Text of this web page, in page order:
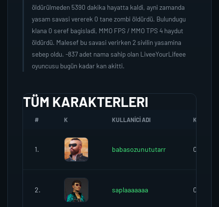
öldürülmeden 5390 dakika hayatta kaldi, ayni zamanda
yasam savasi vererek 0 tane zombi öldürdü. Bulundugu
klana 0 seref bagisladi, MMO FPS / MMO TPS 4 haydut
öldürdü. Malesef bu savasi verirken 2 sivilin yasamina
sebep oldu. -837 adet nama sahip olan LiveeYourLifeee
oyuncusu bugün kadar kan akitti.
TÜM KARAKTERLERI
# K KULLANICI ADI K.SEREFI
1. babasozunututarr 0
2. saplaaaaaaa 0